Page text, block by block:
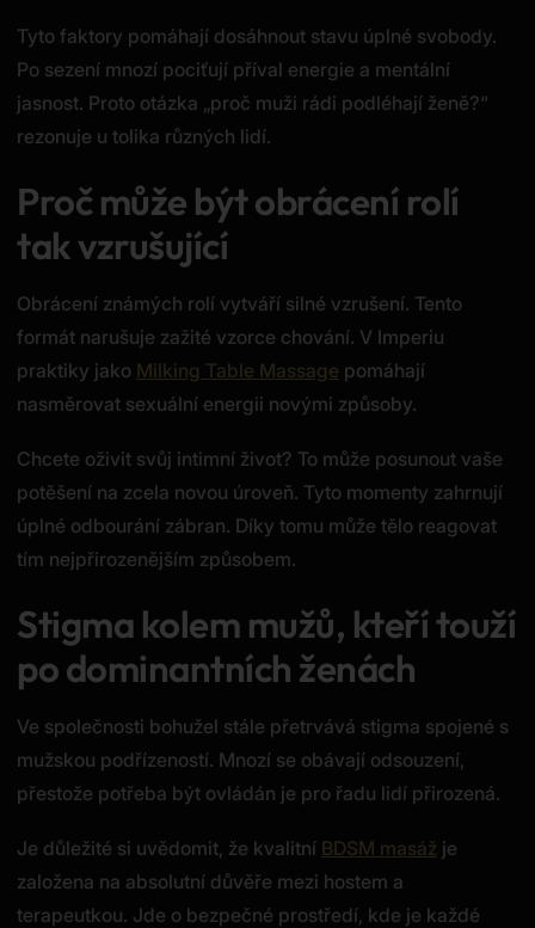
Tyto faktory pomáhají dosáhnout stavu úplné svobody.
Po sezení mnozí pociťují příval energie a mentální
jasnost. Proto otázka „proč muži rádi podléhají ženě?“
rezonuje u tolika různých lidí.
Proč může být obrácení rolí
tak vzrušující
Obrácení známých rolí vytváří silné vzrušení. Tento
formát narušuje zažité vzorce chování. V Imperiu
praktiky jako Milking Table Massage pomáhají
nasměrovat sexuální energii novými způsoby.
Chcete oživit svůj intimní život? To může posunout vaše
potěšení na zcela novou úroveň. Tyto momenty zahrnují
úplné odbourání zábran. Díky tomu může tělo reagovat
tím nejpřirozenějším způsobem.
Stigma kolem mužů, kteří touží
po dominantních ženách
Ve společnosti bohužel stále přetrvává stigma spojené s
mužskou podřízeností. Mnozí se obávají odsouzení,
přestože potřeba být ovládán je pro řadu lidí přirozená.
Je důležité si uvědomit, že kvalitní BDSM masáž je
založena na absolutní důvěře mezi hostem a
terapeutkou. Jde o bezpečné prostředí, kde je každé